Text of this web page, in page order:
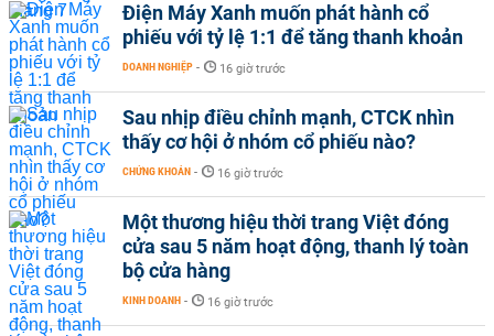
Điện Máy Xanh muốn phát hành cổ
phiếu với tỷ lệ 1:1 để tăng thanh khoản
DOANH NGHIỆP - 16 giờ trước
Sau nhịp điều chỉnh mạnh, CTCK nhìn
thấy cơ hội ở nhóm cổ phiếu nào?
CHỨNG KHOÁN - 16 giờ trước
Một thương hiệu thời trang Việt đóng
cửa sau 5 năm hoạt động, thanh lý toàn
bộ cửa hàng
KINH DOANH - 16 giờ trước